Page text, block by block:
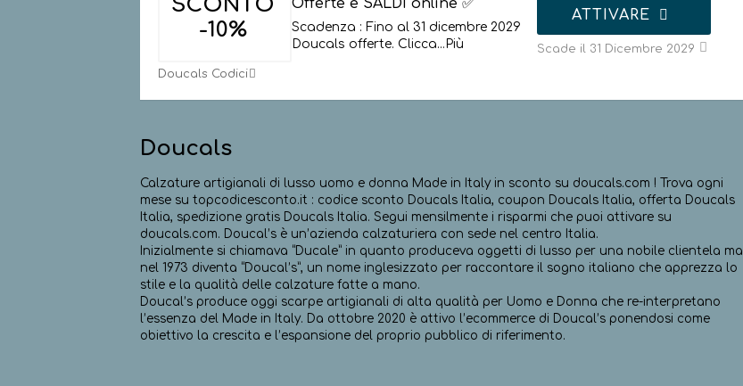
SCONTO
-10%
Doucals Codici
Offerte e SALDI online ✅
Scadenza : Fino al 31 dicembre 2029
Doucals offerte. Clicca... Più
ATTIVARE
Scade il 31 Dicembre 2029
Doucals
Calzature artigianali di lusso uomo e donna Made in Italy in sconto su doucals.com ! Trova ogni
mese su topcodicesconto.it : codice sconto Doucals Italia, coupon Doucals Italia, offerta Doucals
Italia, spedizione gratis Doucals Italia. Segui mensilmente i risparmi che puoi attivare su
doucals.com. Doucal’s è un’azienda calzaturiera con sede nel centro Italia.
Inizialmente si chiamava “Ducale” in quanto produceva oggetti di lusso per una nobile clientela ma
nel 1973 diventa “Doucal’s”, un nome inglesizzato per raccontare il sogno italiano che apprezza lo
stile e la qualità delle calzature fatte a mano.
Doucal’s produce oggi scarpe artigianali di alta qualità per Uomo e Donna che re-interpretano
l’essenza del Made in Italy. Da ottobre 2020 è attivo l’ecommerce di Doucal’s ponendosi come
obiettivo la crescita e l’espansione del proprio pubblico di riferimento.